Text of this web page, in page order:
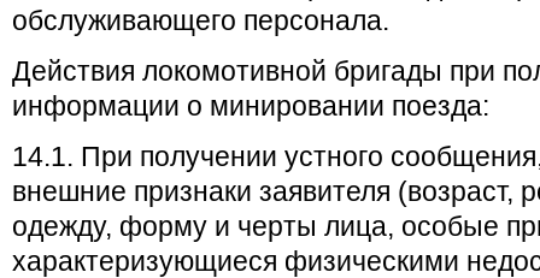
обслуживающего персонала.
Действия локомотивной бригады при
информации о минировании поезда:
14.1. При получении устного
внешние признаки заявителя (возраст,
одежду, форму и черты лица, особые
характеризующиеся физическими